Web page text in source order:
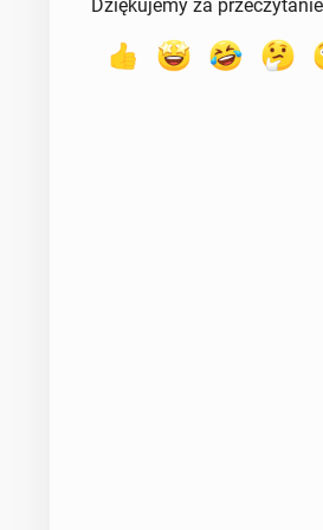
Dziękujemy za